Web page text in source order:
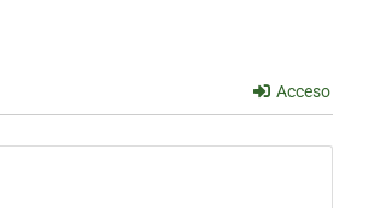
Acceso